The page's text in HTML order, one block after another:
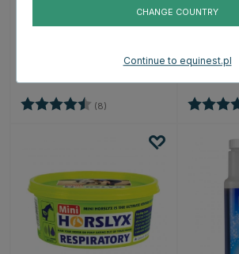
Seasonaze 1.62kg
Ocena: (8) 4.6 na 5 gwiazdek
TRIKEM
Focus
128.79
Ocena:
CHANGE COUNTRY
Continue to equinest.pl